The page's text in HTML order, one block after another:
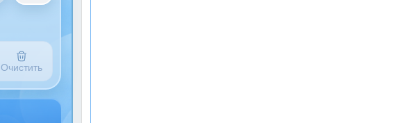
Очистить